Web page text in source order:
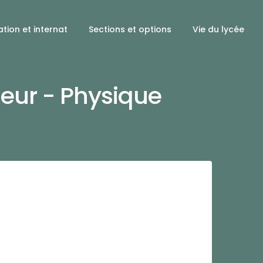
et internat Sections et options Vie du lycée
- Physique